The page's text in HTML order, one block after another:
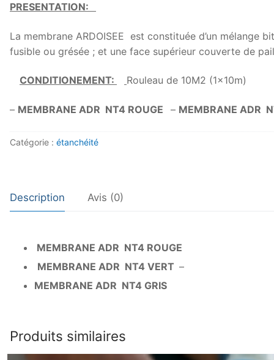
PRESENTATION:
La membrane ARDOISEE est constituée d’un mélange
fusible ou grésée ; et une face supérieur couverte de
CONDITIONEMENT: Rouleau de 10M2 (1x10m)
– MEMBRANE ADR NT4 ROUGE – MEMBRANE ADR
Catégorie : étanchéité
Description Avis (0)
MEMBRANE ADR NT4 ROUGE
MEMBRANE ADR NT4 VERT –
MEMBRANE ADR NT4 GRIS
Produits similaires